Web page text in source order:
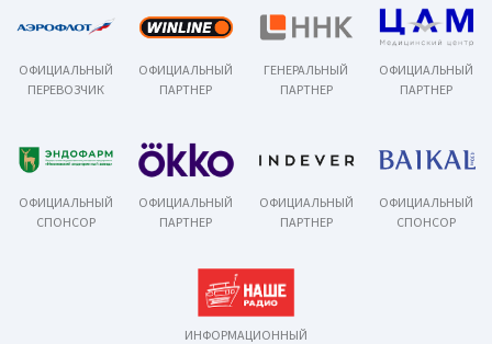
ОФИЦИАЛЬНЫЙ
ПЕРЕВОЗЧИК
ОФИЦИАЛЬНЫЙ
ПАРТНЕР
ГЕНЕРАЛЬНЫЙ
ПАРТНЕР
ОФИЦИАЛЬНЫЙ
ПАРТНЕР
ОФИЦИАЛЬНЫЙ
СПОНСОР
ОФИЦИАЛЬНЫЙ
ПАРТНЕР
ОФИЦИАЛЬНЫЙ
ПАРТНЕР
ОФИЦИАЛЬНЫЙ
СПОНСОР
ИНФОРМАЦИОННЫЙ